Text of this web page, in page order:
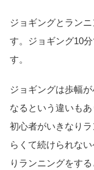
ジョギングとラン
す。ジョギング10
す。
ジョギングは歩幅
なるという違いも
初心者がいきなり
らくて続けられな
りランニングをす